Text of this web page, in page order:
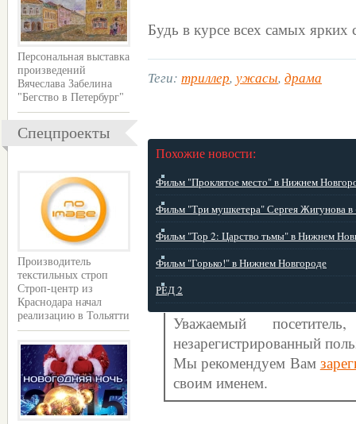
Персональная выставка
произведений
Вячеслава Забелина
"Бегство в Петербург"
Спецпроекты
Производитель
текстильных строп
Строп-центр из
Краснодара начал
реализацию в Тольятти
Будь в курсе всех самых
Теги: триллер, ужасы, драма
Похожие новости:
Фильм "Проклятое место" в Нижнем
Фильм "Три мушкетера" Сергея Жигунова
Фильм "Тор 2: Царство тьмы" в Нижнем
Фильм "Горько!" в Нижнем Новгороде
РЕД 2
Уважаемый
незарегистрированный
Мы рекомендуем Вам
своим именем.